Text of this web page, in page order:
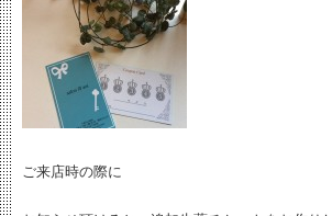
ご来店時の際に